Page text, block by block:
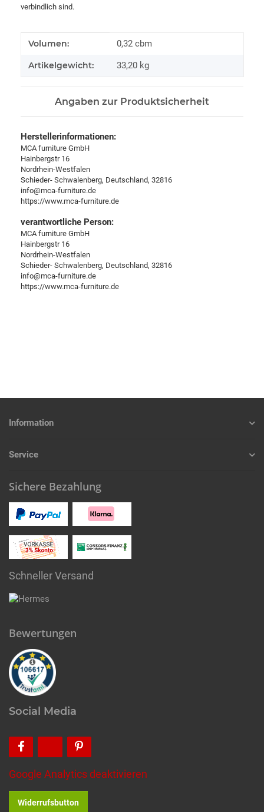
verbindlich sind.
Produkteigenschaft
Wert
Volumen: 0,32 cbm
Artikelgewicht: 33,20 kg
Angaben zur Produktsicherheit
Herstellerinformationen:
MCA furniture GmbH
Hainbergstr 16
Nordrhein-Westfalen
Schieder- Schwalenberg, Deutschland, 32816
info@mca-furniture.de
https://www.mca-furniture.de
verantwortliche Person:
MCA furniture GmbH
Hainbergstr 16
Nordrhein-Westfalen
Schieder- Schwalenberg, Deutschland, 32816
info@mca-furniture.de
https://www.mca-furniture.de
Information
Service
Sichere Bezahlung
Schneller Versand
Bewertungen
Social Media
Google Analytics deaktivieren
Widerrufsbutton